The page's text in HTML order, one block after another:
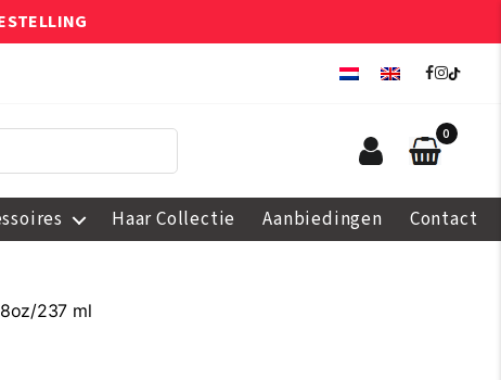
0
Haar Collectie Aanbiedingen Contact
237 ml